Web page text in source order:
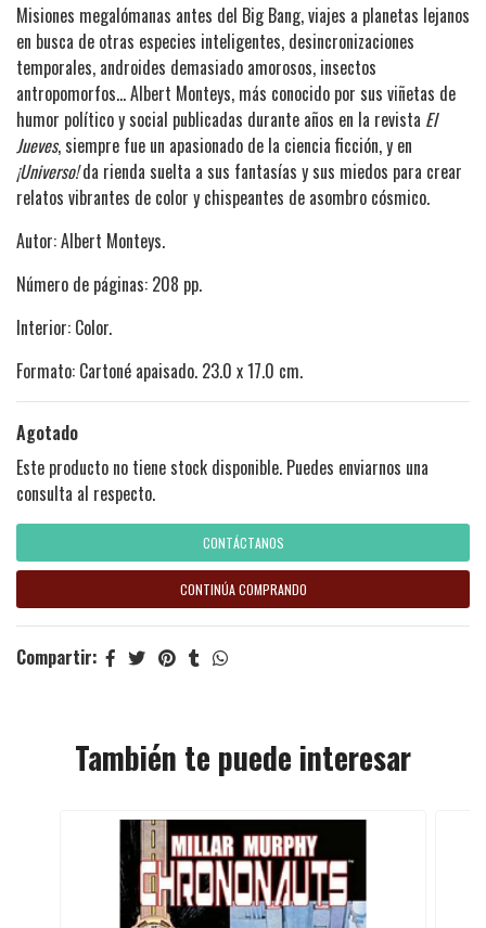
Misiones megalómanas antes del Big Bang, viajes a planetas lejanos
en busca de otras especies inteligentes, desincronizaciones
temporales, androides demasiado amorosos, insectos
antropomorfos... Albert Monteys, más conocido por sus viñetas de
humor político y social publicadas durante años en la revista El
Jueves, siempre fue un apasionado de la ciencia ficción, y en
¡Universo!da rienda suelta a sus fantasías y sus miedos para crear
relatos vibrantes de color y chispeantes de asombro cósmico.
Autor: Albert Monteys.
Número de páginas: 208 pp.
Interior: Color.
Formato: Cartoné apaisado. 23.0 x 17.0 cm.
Agotado
Este producto no tiene stock disponible. Puedes enviarnos una
consulta al respecto.
CONTÁCTANOS
CONTINÚA COMPRANDO
Compartir:
También te puede interesar